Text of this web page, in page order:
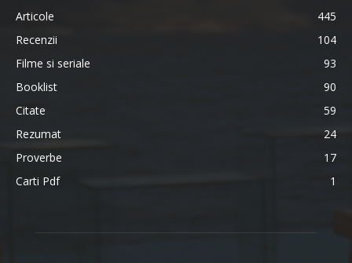
Articole
445
Recenzii
104
Filme si seriale
93
Booklist
90
Citate
59
Rezumat
24
Proverbe
17
Carti Pdf
1